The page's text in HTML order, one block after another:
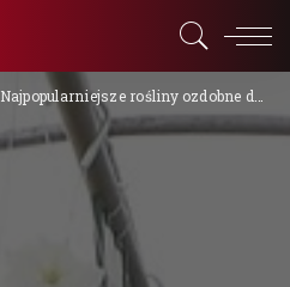
Najpopularniejsze rośliny ozdobne do ogrodu